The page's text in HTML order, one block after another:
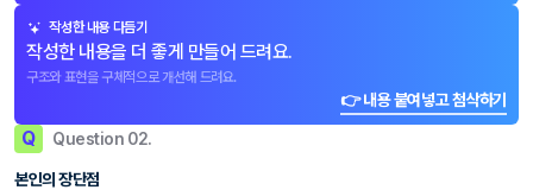
작성한 내용 다듬기
작성한 내용을 더 좋게 만들어 드려요.
구조와 표현을 구체적으로 개선해 드려요.
👉 내용 붙여넣고 첨삭하기
Q Question 02.
본인의 장단점